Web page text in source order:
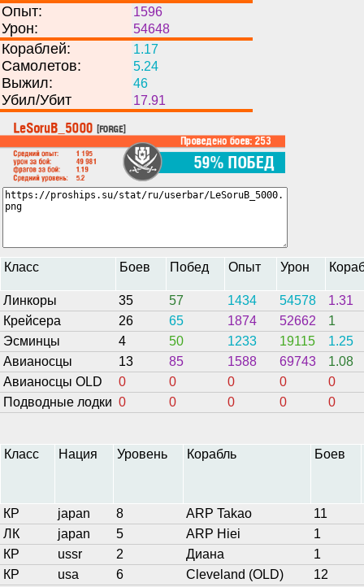
Опыт: 1596
Урон: 54648
Кораблей: 1.17
Самолетов: 5.24
Выжил: 46
Убил/Убит 17.91
Класс Боев Побед Опыт Урон
Линкоры 35 57 1434 54578
1.31
Крейсера
26 65 1874 52662
1
Эсминцы
4 50 1233 19115
1.25
Авианосцы
13 85 1588 69743
1.08
Авианосцы OLD
0 0 0 0
0
Подводные лодки 0 0 0 0 0
Класс Нация Уровень Корабль Боев
КР japan 8 ARP Takao
11
ЛК
japan 5 ARP Hiei
1
КР
ussr 2 Диана
1
КР
usa 6 Cleveland (OLD)
12